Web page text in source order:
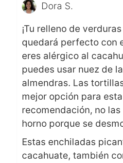
Dora S.
¡Tu relleno de
quedará perfecto con
eres alérgico al
puedes usar nuez de
almendras. Las
mejor opción para
recomendación, no
horno porque se
Estas enchiladas
cacahuate, también